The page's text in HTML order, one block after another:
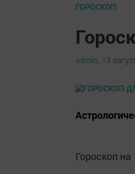
ГОРОСКОП
admin, 13
Гороскоп